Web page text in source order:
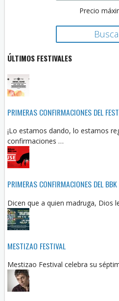
Precio
ÚLTIMOS FESTIVALES
PRIMERAS CONFIRMACIONES DEL
¡Lo estamos dando, lo estamos
confirmaciones …
PRIMERAS CONFIRMACIONES DEL
Dicen que a quien madruga, Dios
MESTIZAO FESTIVAL
Mestizao Festival celebra su